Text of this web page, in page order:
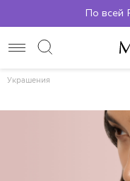
По всей
Украшения